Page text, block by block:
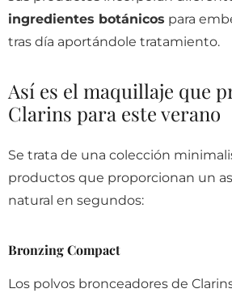
ingredientes botánicos para
tras día aportándole tratamiento.
Así es el maquillaje que
Clarins para este verano
Se trata de una colección
productos que proporcionan un
natural en segundos:
Bronzing Compact
Los polvos bronceadores de